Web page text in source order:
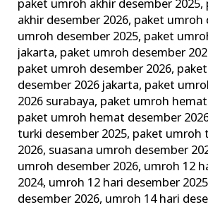
paket umroh akhir desember 2025,
akhir desember 2026, paket umroh
umroh desember 2025, paket
jakarta, paket umroh desember
paket umroh desember 2026,
desember 2026 jakarta, paket
2026 surabaya, paket umroh
paket umroh hemat desember
turki desember 2025, paket umroh
2026, suasana umroh desember
umroh desember 2026, umroh 12
2024, umroh 12 hari desember 2025
desember 2026, umroh 14 hari